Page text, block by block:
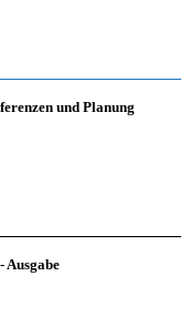
und Planung
Ausgabe